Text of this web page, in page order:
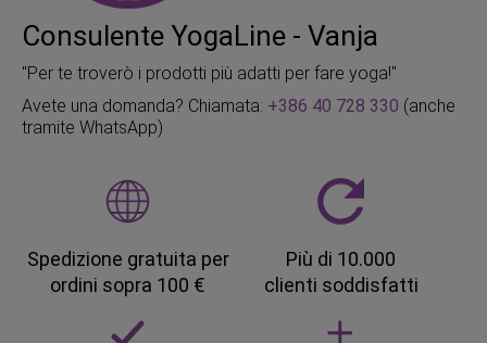
Consulente YogaLine - Vanja
"Per te troverò i prodotti più adatti per fare yoga!"
Avete una domanda? Chiamata: +386 40 728 330 (anche
tramite WhatsApp)
Spedizione gratuita per
ordini sopra 100 €
Più di 10.000
clienti soddisfatti